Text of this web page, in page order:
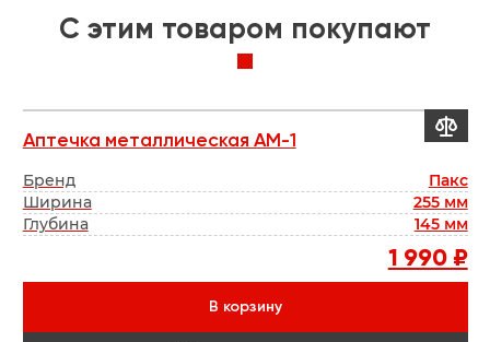
C этим товаром покупают
Аптечка металлическая АМ-1
Бренд
Пакс
Ширина
255 мм
Глубина
145 мм
1 990 ₽
В корзину
